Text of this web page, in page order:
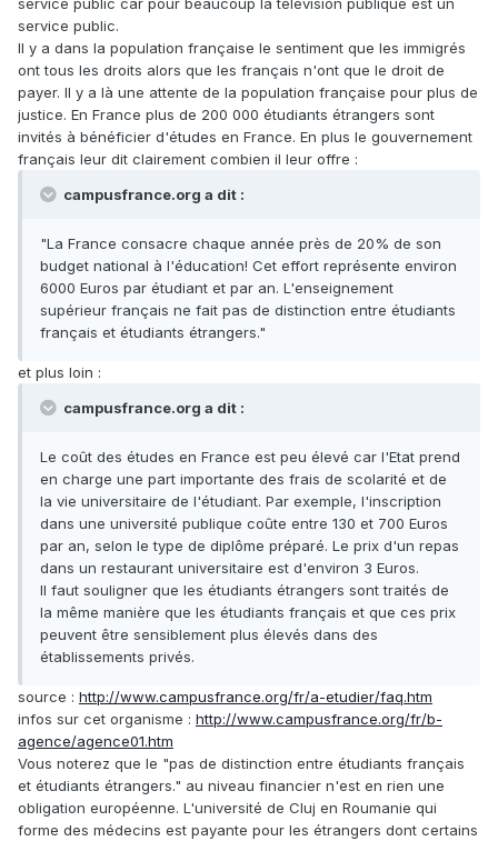
service public car pour beaucoup la télévision publique est un
service public.
Il y a dans la population française le sentiment que les immigrés
ont tous les droits alors que les français n'ont que le droit de
payer. Il y a là une attente de la population française pour plus de
justice. En France plus de 200 000 étudiants étrangers sont
invités à bénéficier d'études en France. En plus le gouvernement
français leur dit clairement combien il leur offre :
campusfrance.org a dit :
"La France consacre chaque année près de 20% de son
budget national à l'éducation! Cet effort représente environ
6000 Euros par étudiant et par an. L'enseignement
supérieur français ne fait pas de distinction entre étudiants
français et étudiants étrangers."
et plus loin :
campusfrance.org a dit :
Le coût des études en France est peu élevé car l'Etat prend
en charge une part importante des frais de scolarité et de
la vie universitaire de l'étudiant. Par exemple, l'inscription
dans une université publique coûte entre 130 et 700 Euros
par an, selon le type de diplôme préparé. Le prix d'un repas
dans un restaurant universitaire est d'environ 3 Euros.
Il faut souligner que les étudiants étrangers sont traités de
la même manière que les étudiants français et que ces prix
peuvent être sensiblement plus élevés dans des
établissements privés.
source : http://www.campusfrance.org/fr/a-etudier/faq.htm
infos sur cet organisme : http://www.campusfrance.org/fr/b-
agence/agence01.htm
Vous noterez que le "pas de distinction entre étudiants français
et étudiants étrangers." au niveau financier n'est en rien une
obligation européenne. L'université de Cluj en Roumanie qui
forme des médecins est payante pour les étrangers dont certains